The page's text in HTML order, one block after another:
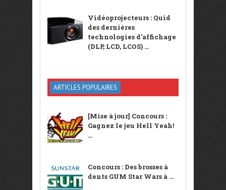
Vidéoprojecteurs : Quid
des dernières
technologies d’affichage
(DLP, LCD, LCOS) ...
ARTICLES POPULAIRES
[Mise à jour] Concours :
Gagnez le jeu Hell Yeah!
...
Concours : Des brosses à
dents GUM Star Wars à ...